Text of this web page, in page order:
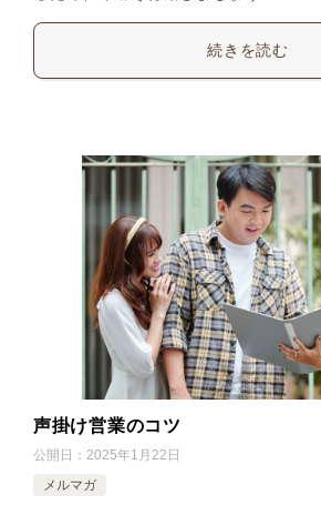
続きを読む
声掛け営業のコツ
公開日： 2025年1月22日
メルマガ